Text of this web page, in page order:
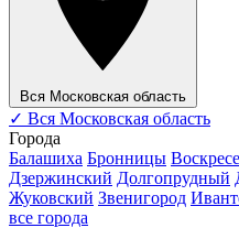
Вся Московская область
✓ Вся Московская область
Города
Балашиха Бронницы
Дзержинский Долгопрудный
Жуковский Звенигород
все города